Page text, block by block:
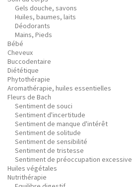
Gels douche, savons
Huiles, baumes, laits
Déodorants
Mains, Pieds
Bébé
Cheveux
Buccodentaire
Diététique
Phytothérapie
Aromathérapie, huiles essentielles
Fleurs de Bach
Sentiment de souci
Sentiment d'incertitude
Sentiment de manque d'intérêt
Sentiment de solitude
Sentiment de sensibilité
Sentiment de tristesse
Sentiment de préoccupation excessive
Huiles végétales
Nutrithérapie